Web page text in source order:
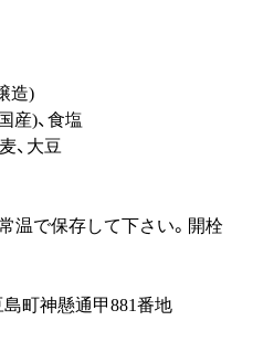
造)
産)、食塩
、大豆
温で保存して下さい。開栓
懸通甲881番地